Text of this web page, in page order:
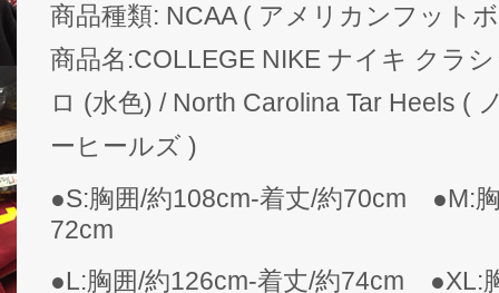
商品種類: NCAA ( アメリカンフット
商品名:COLLEGE NIKE ナイキ クラ
ロ (水色) / North Carolina Tar Heels (
ーヒールズ )
●S:胸囲/約108cm-着丈/約70cm ●M:
72cm
●L:胸囲/約126cm-着丈/約74cm ●XL: